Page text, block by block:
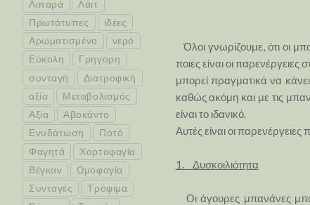
Λιπαρά
Λάιτ
Πρωτότυπες
ιδέες
Αρωματισμένο
νερό
Εύκολη
Γρήγορη
συνταγή
Διατροφική
αξία
Μεταβολισμός
Αξία
Αβοκάντο
Ενυδάτωση
Ποτό
Φαγητά
Χορτοφαγία
Βέγκαν
Ωμοφαγία
Συνταγές
Τρόφιμα
Όλοι γνωρίζουμε, ότι οι
ποιες είναι οι
μπορεί πραγματικά να
καθώς ακόμη και με τις
είναι το ιδανικό.
Αυτές είναι οι
1. Δυσκοιλιότητα
Οι άγουρες μπανάνες